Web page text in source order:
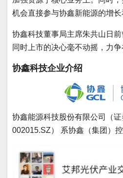
机会直接参与协鑫新能源的增长
协鑫科技董事局主席朱共山日
同时上市的决心毫不动摇，力
协鑫科技企业介绍
协鑫能源科技股份有限公司（
002015.SZ） 系协鑫（集团）